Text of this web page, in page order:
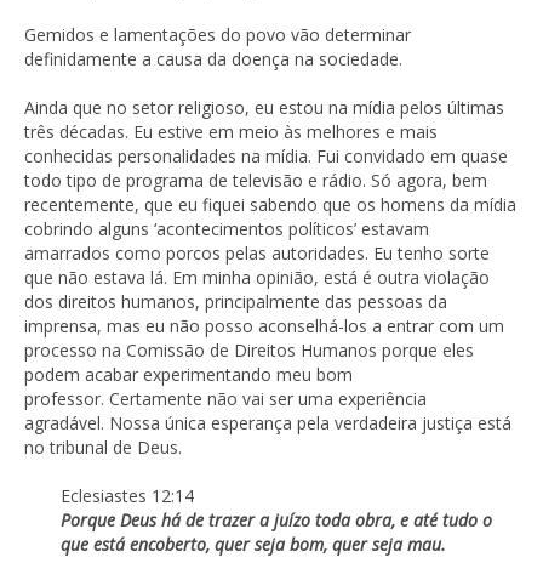
Gemidos e lamentações do povo vão determinar
definidamente a causa da doença na sociedade.
Ainda que no setor religioso, eu estou na mídia pelos últimas
três décadas. Eu estive em meio às melhores e mais
conhecidas personalidades na mídia. Fui convidado em quase
todo tipo de programa de televisão e rádio. Só agora, bem
recentemente, que eu fiquei sabendo que os homens da mídia
cobrindo alguns ‘acontecimentos políticos’ estavam
amarrados como porcos pelas autoridades. Eu tenho sorte
que não estava lá. Em minha opinião, está é outra violação
dos direitos humanos, principalmente das pessoas da
imprensa, mas eu não posso aconselhá-los a entrar com um
processo na Comissão de Direitos Humanos porque eles
podem acabar experimentando meu bom
professor. Certamente não vai ser uma experiência
agradável. Nossa única esperança pela verdadeira justiça está
no tribunal de Deus.
Eclesiastes 12:14
Porque Deus há de trazer a juízo toda obra, e até tudo o
que está encoberto, quer seja bom, quer seja mau.